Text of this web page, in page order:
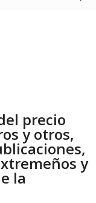
precio
y otros,
y
la